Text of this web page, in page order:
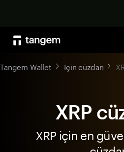
Tangem Wallet İçin cüzdan
XRP
XRP için en